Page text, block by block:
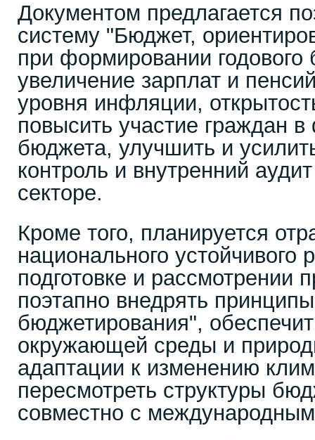
Документом предлагается
систему "Бюджет,
при формировании годового
увеличение зарплат и
уровня инфляции,
повысить участие граждан
бюджета, улучшить и
контроль и внутренний
секторе.
Кроме того, планируется
национального устойчивого
подготовке и рассмотрении
поэтапно внедрять
бюджетирования",
окружающей среды и
адаптации к изменению
пересмотреть структуры
совместно с